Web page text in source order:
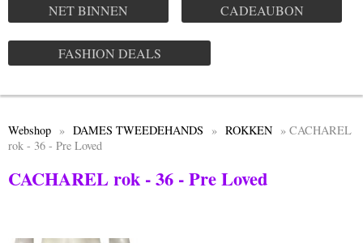
NET BINNEN CADEAUBON
FASHION DEALS
Webshop » DAMES TWEEDEHANDS » ROKKEN » CACHAREL
rok - 36 - Pre Loved
CACHAREL rok - 36 - Pre Loved